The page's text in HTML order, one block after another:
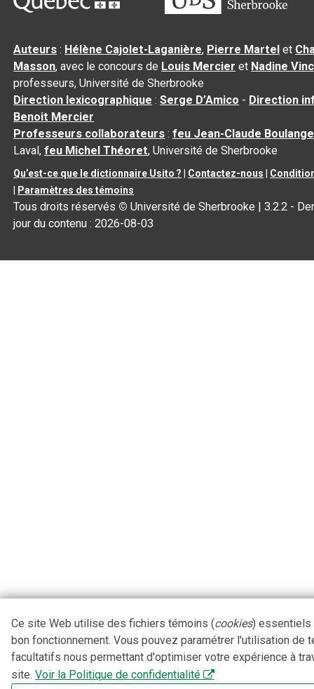
Auteurs : Hélène Cajolet-Laganière, Pierre Martel et
Masson, avec le concours de Louis Mercier et Nadine
professeurs, Université de Sherbrooke
Direction lexicographique :Serge D’Amico - Direction
Benoit Mercier
Professeurs collaborateurs :feu Jean-Claude
Laval,feu Michel Théoret, Université de Sherbrooke
Qu’est-ce que le dictionnaire Usito ? Contactez-nous
Paramètres des témoins
Tous droits réservés © Université de Sherbrooke |3.2.2 -
jour du contenu :2026-08-03
Ce site Web utilise des fichiers témoins (cookies) essentiels
bon fonctionnement. Vous pouvez paramétrer l'utilisation de
facultatifs nous permettant d'optimiser votre expérience à
site. Voir la Politique de confidentialité